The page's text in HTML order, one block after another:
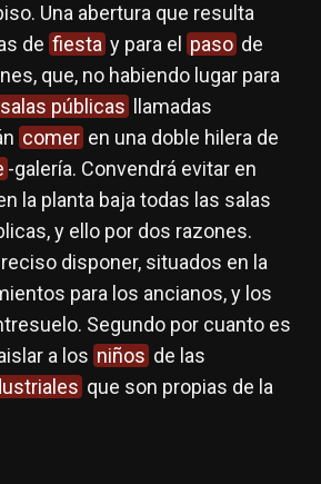
Una abertura que resulta
de fiesta y para el paso de
que, no habiendo lugar para
salas públicas
llamadas
comer en una doble hilera de
-galería. Convendrá evitar en
la planta baja todas las salas
y ello por dos razones.
disponer, situados en la
para los ancianos, y los
Segundo por cuanto es
a los niños de las
que son propias de la